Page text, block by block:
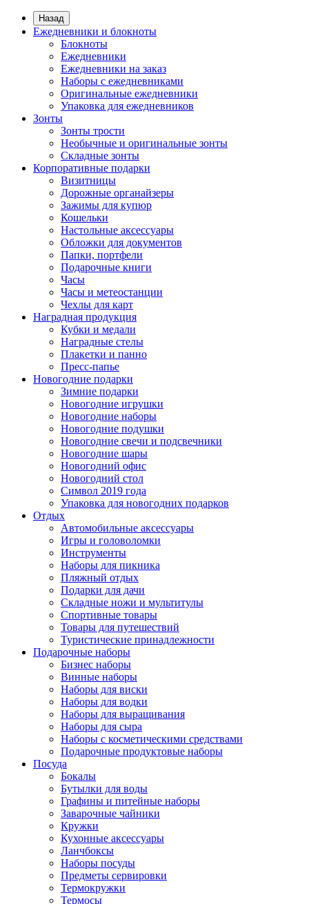
Назад
Ежедневники и блокноты
Блокноты
Ежедневники
Ежедневники на заказ
Наборы с ежедневниками
Оригинальные ежедневники
Упаковка для ежедневников
Зонты
Зонты трости
Необычные и оригинальные зонты
Складные зонты
Корпоративные подарки
Визитницы
Дорожные органайзеры
Зажимы для купюр
Кошельки
Настольные аксессуары
Обложки для документов
Папки, портфели
Подарочные книги
Часы
Часы и метеостанции
Чехлы для карт
Наградная продукция
Кубки и медали
Наградные стелы
Плакетки и панно
Пресс-папье
Новогодние подарки
Зимние подарки
Новогодние игрушки
Новогодние наборы
Новогодние подушки
Новогодние свечи и подсвечники
Новогодние шары
Новогодний офис
Новогодний стол
Символ 2019 года
Упаковка для новогодних подарков
Отдых
Автомобильные аксессуары
Игры и головоломки
Инструменты
Наборы для пикника
Пляжный отдых
Подарки для дачи
Складные ножи и мультитулы
Спортивные товары
Товары для путешествий
Туристические принадлежности
Подарочные наборы
Бизнес наборы
Винные наборы
Наборы для виски
Наборы для водки
Наборы для выращивания
Наборы для сыра
Наборы с косметическими средствами
Подарочные продуктовые наборы
Посуда
Бокалы
Бутылки для воды
Графины и питейные наборы
Заварочные чайники
Кружки
Кухонные аксессуары
Ланчбоксы
Наборы посуды
Предметы сервировки
Термокружки
Термосы